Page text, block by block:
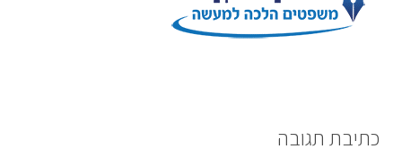
כתיבת תגובה